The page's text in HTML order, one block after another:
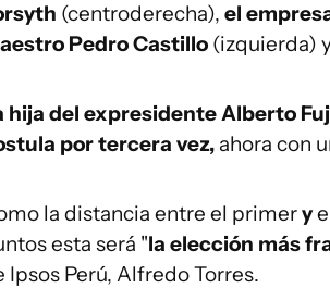
(centroderecha), el
Pedro Castillo (izquierda)
hija del expresidente Alberto
por tercera vez, ahora con
la distancia entre el primery
esta será "la elección más
Ipsos Perú, Alfredo Torres.